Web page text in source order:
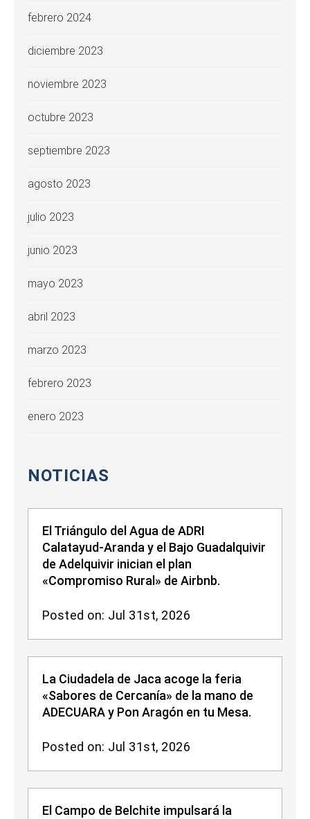
febrero 2024
diciembre 2023
noviembre 2023
octubre 2023
septiembre 2023
agosto 2023
julio 2023
junio 2023
mayo 2023
abril 2023
marzo 2023
febrero 2023
enero 2023
NOTICIAS
El Triángulo del Agua de ADRI
Calatayud-Aranda y el Bajo Guadalquivir
de Adelquivir inician el plan
«Compromiso Rural» de Airbnb.
Posted on: Jul 31st, 2026
La Ciudadela de Jaca acoge la feria
«Sabores de Cercanía» de la mano de
ADECUARA y Pon Aragón en tu Mesa.
Posted on: Jul 31st, 2026
El Campo de Belchite impulsará la